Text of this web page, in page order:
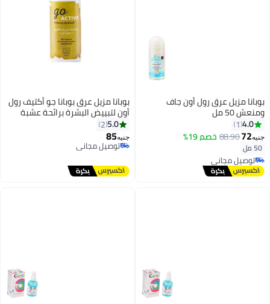
بوبانا مزيل عرق رول أون جاف
ومنعش 50 مل
4.0
1
جنيه72
88.90خصم 19%
50 مل
توصيل مجاني
توصيل مجاني
بوبانا مزيل عرق بوبانا جو أكتيف رول
أون لتبييض البشرة برائحة عشبة
الليمون
5.0
2
جنيه85
توصيل مجاني
توصيل مجاني